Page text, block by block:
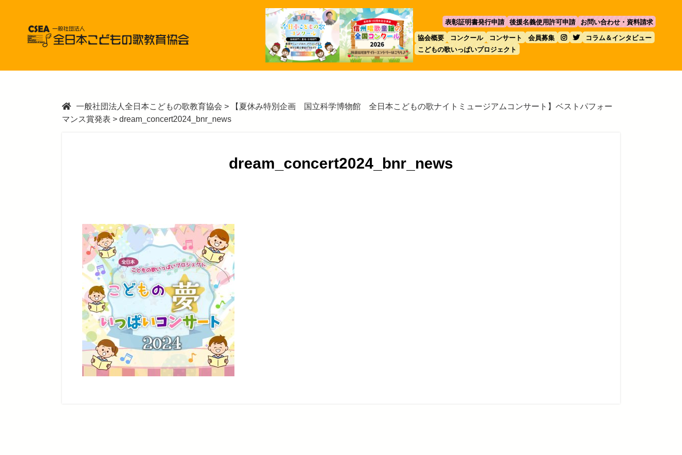
お問い合わせ・資料請求
後援名義使用許可申請
表彰証明書発行申請
協会概要 コンクール コンサート 会員募集
コラム＆インタビュー
こどもの歌いっぱいプロジェクト
一般社団法人全日本こどもの歌教育協会 >
【夏休み特別企画 国立科学博物館 全日本こどもの歌ナイトミュージアムコンサート】ベストパフォー
マンス賞発表 > dream_concert2024_bnr_news
dream_concert2024_bnr_news